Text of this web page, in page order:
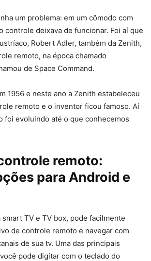
um problema: em um cômodo com
controle deixava de funcionar. Foi aí que
Robert Adler, também da Zenith,
remoto, na época chamado
de Space Command.
1956 e neste ano a Zenith estabeleceu
remoto e o inventor ficou famoso. Aí
foi evoluindo até o que conhecemos
remoto:
para Android e
smart TV e TV box, pode facilmente
de controle remoto e navegar com
de sua tv. Uma das principais
pode digitar com o teclado do